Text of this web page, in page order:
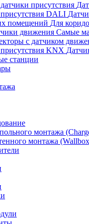
Для
Самые
станции